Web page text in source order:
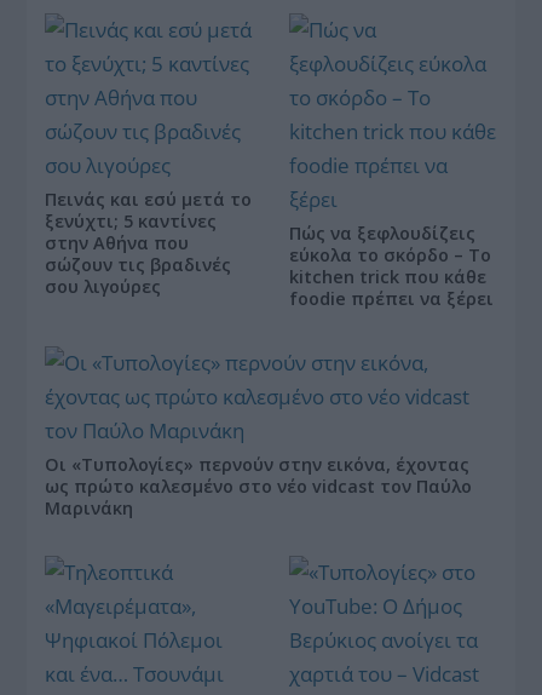
Πεινάς και εσύ μετά το
ξενύχτι; 5 καντίνες
στην Αθήνα που
σώζουν τις βραδινές
σου λιγούρες
Πώς να ξεφλουδίζεις
εύκολα το σκόρδο – Το
kitchen trick που κάθε
foodie πρέπει να ξέρει
Οι «Τυπολογίες» περνούν στην εικόνα, έχοντας
ως πρώτο καλεσμένο στο νέο vidcast τον Παύλο
Μαρινάκη